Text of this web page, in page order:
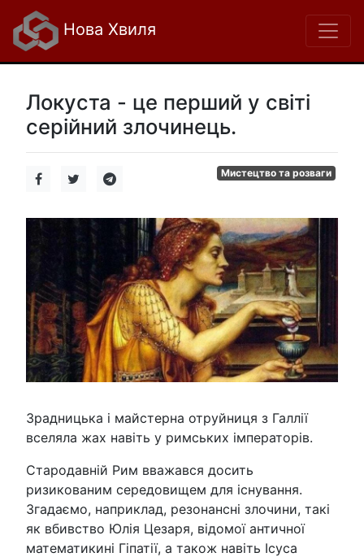
Нова Хвиля
Локуста - це перший у світі
серійний злочинець.
Мистецтво та розваги
Зрадницька і майстерна отруйниця з Галлії
вселяла жах навіть у римських імператорів.
Стародавній Рим вважався досить
ризикованим середовищем для існування.
Згадаємо, наприклад, резонансні злочини, такі
як вбивство Юлія Цезаря, відомої античної
математикині Гіпатії, а також навіть Ісуса